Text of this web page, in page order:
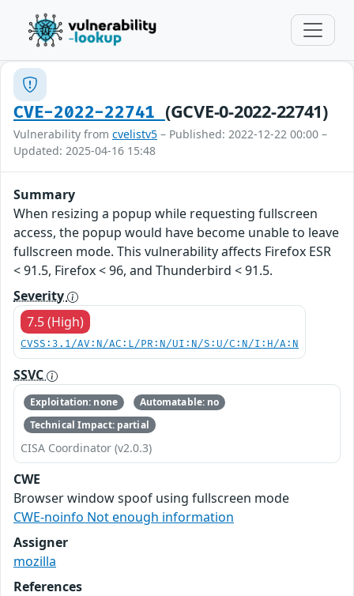
CVE-2022-22741 (GCVE-0-2022-22741)
Vulnerability from cvelistv5 – Published: 2022-12-22 00:00 –
Updated: 2025-04-16 15:48
Summary
When resizing a popup while requesting fullscreen
access, the popup would have become unable to leave
fullscreen mode. This vulnerability affects Firefox ESR
< 91.5, Firefox < 96, and Thunderbird < 91.5.
Severity
7.5 (High)
CVSS:3.1/AV:N/AC:L/PR:N/UI:N/S:U/C:N/I:H/A:N
SSVC
Exploitation: none
Automatable: no
Technical Impact: partial
CISA Coordinator (v2.0.3)
CWE
Browser window spoof using fullscreen mode
CWE-noinfo Not enough information
Assigner
mozilla
References